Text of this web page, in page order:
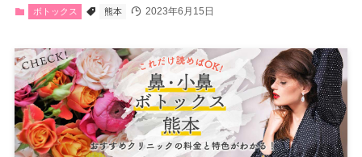
ボトックス 熊本 2023年6月15日